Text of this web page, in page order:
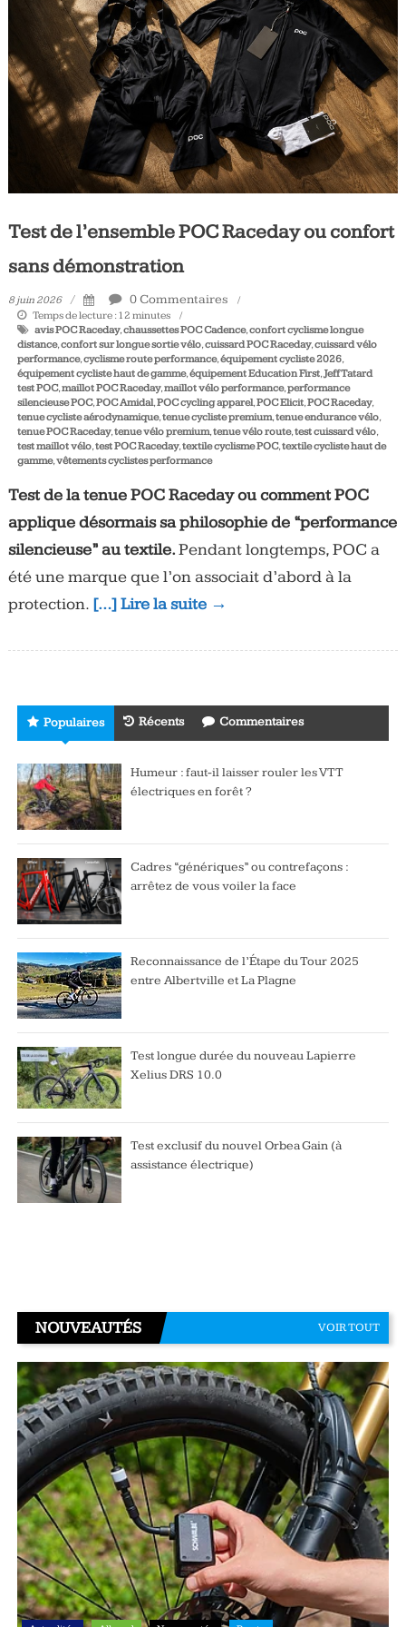
jours,
votre
actualité
vélo
Test de l’ensemble POC Raceday ou confort
sans démonstration
8 juin 2026 0 Commentaires
Temps de lecture : 12 minutes
avis POC Raceday,chaussettes POC Cadence,confort cyclisme longue
distance,confort sur longue sortie vélo,cuissard POC Raceday,cuissard vélo
performance,cyclisme route performance,équipement cycliste 2026,
équipement cycliste haut de gamme,équipement Education First,Jeff Tatard
test POC,maillot POC Raceday,maillot vélo performance,performance
silencieuse POC,POC Amidal,POC cycling apparel,POC Elicit,POC Raceday,
tenue cycliste aérodynamique,tenue cycliste premium,tenue endurance vélo,
tenue POC Raceday,tenue vélo premium,tenue vélo route,test cuissard vélo,
test maillot vélo,test POC Raceday,textile cyclisme POC,textile cycliste haut de
gamme,vêtements cyclistes performance
Test de la tenue POC Raceday ou comment POC
applique désormais sa philosophie de “performance
silencieuse” au textile.Pendant longtemps, POC a
été une marque que l’on associait d’abord à la
protection. […] Lire la suite →
Populaires Récents Commentaires
Humeur : faut-il laisser rouler les VTT
électriques en forêt ?
Cadres “génériques” ou contrefaçons :
arrêtez de vous voiler la face
Reconnaissance de l’Étape du Tour 2025
entre Albertville et La Plagne
Test longue durée du nouveau Lapierre
Xelius DRS 10.0
Test exclusif du nouvel Orbea Gain (à
assistance électrique)
NOUVEAUTÉS VOIR TOUT